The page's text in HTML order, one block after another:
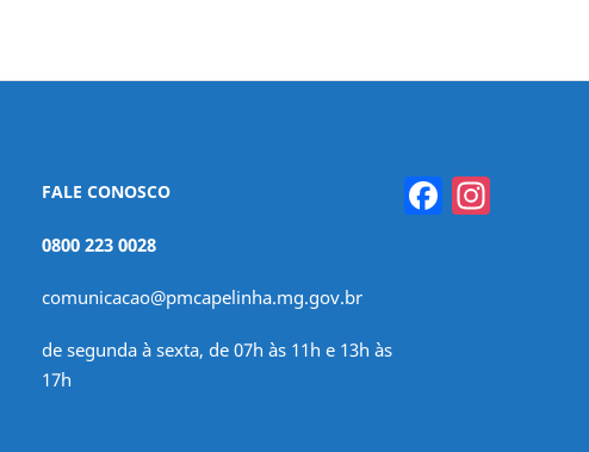
FALE CONOSCO
0800 223 0028
comunicacao@pmcapelinha.mg.gov.br
de segunda à sexta, de 07h às 11h e 13h às
17h
Facebook